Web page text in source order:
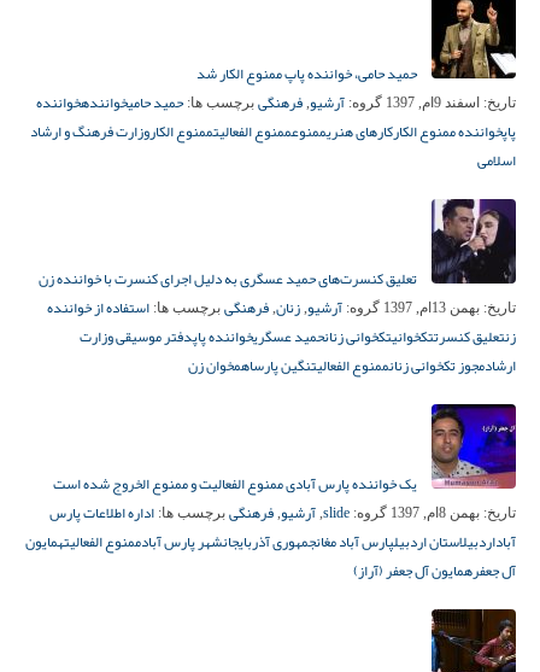
حمید حامی، خواننده پاپ ممنوع الکار شد
تاریخ: اسفند 9ام, 1397 گروه: آرشیو, فرهنگی برچسب ها: حمید حامیخوانندهخواننده
پاپخواننده ممنوع الکارکارهای هنریممنوعممنوع الفعالیتممنوع الکاروزارت فرهنگ و ارشاد
اسلامی
تعلیق کنسرت‌های حمید عسگری به دلیل اجرای کنسرت با خواننده زن
تاریخ: بهمن 13ام, 1397 گروه: آرشیو, زنان, فرهنگی برچسب ها: استفاده از خواننده
زنتعلیق کنسرتتکخوانیتکخوانی زنانحمید عسگریخواننده پاپدفتر موسیقی وزارت
ارشادمجوز تکخوانی زنانممنوع الفعالیتنگین پارساهمخوان زن
یک خواننده پارس آبادی ممنوع الفعالیت و ممنوع الخروج شده است
تاریخ: بهمن 8ام, 1397 گروه: slide
, آرشیو, فرهنگی برچسب ها: اداره اطلاعات پارس
آباداردبیلاستان اردبیلپارس آباد مغانجمهوری آذربایجانشهر پارس آبادممنوع الفعالیتهمایون
آل جعفرهمایون آل جعفر (آراز)